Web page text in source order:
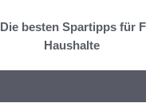
Die besten Spartipps für
Haushalte